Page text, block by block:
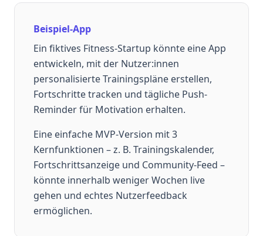
Beispiel-App
Ein fiktives Fitness-Startup könnte eine App
entwickeln, mit der Nutzer:innen
personalisierte Trainingspläne erstellen,
Fortschritte tracken und tägliche Push-
Reminder für Motivation erhalten.
Eine einfache MVP-Version mit 3
Kernfunktionen – z. B. Trainingskalender,
Fortschrittsanzeige und Community-Feed –
könnte innerhalb weniger Wochen live
gehen und echtes Nutzerfeedback
ermöglichen.